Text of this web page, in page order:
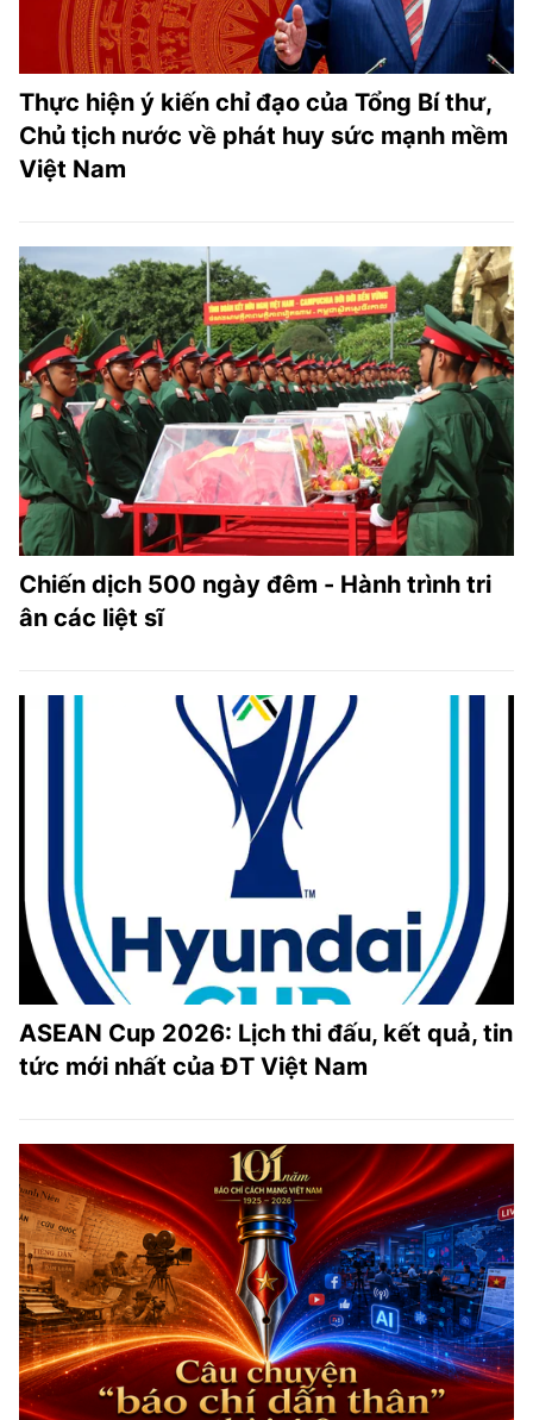
Thực hiện ý kiến chỉ đạo của Tổng Bí thư,
Chủ tịch nước về phát huy sức mạnh mềm
Việt Nam
Chiến dịch 500 ngày đêm - Hành trình tri
ân các liệt sĩ
ASEAN Cup 2026: Lịch thi đấu, kết quả, tin
tức mới nhất của ĐT Việt Nam